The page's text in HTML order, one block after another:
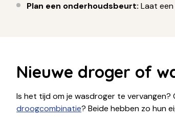
Plan een onderhoudsbeurt: Laat
Nieuwe droger of
Is het tijd om je wasdroger te vervangen?
droogcombinatie? Beide hebben zo hun